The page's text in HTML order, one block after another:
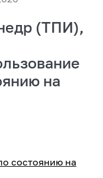
(ТПИ),
на
состоянию на